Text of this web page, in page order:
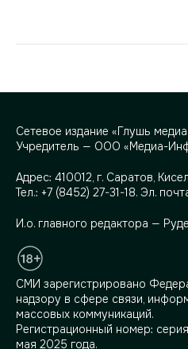
Сетевое издание «Глушь
Учредитель — ООО «Медиа-
Адрес: 410012, г. Саратов,
Тел.: +7 (8452) 27-31-18. Эл.
И.о. главного редактора —
СМИ зарегистрировано
надзору в сфере связи,
массовых коммуникаций.
Регистрационный номер:
мая 2025 года.